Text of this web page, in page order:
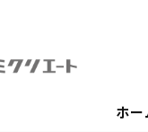
ホー